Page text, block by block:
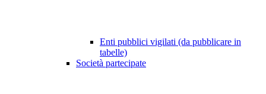
Enti pubblici vigilati (da pubblicare in
tabelle)
Società partecipate